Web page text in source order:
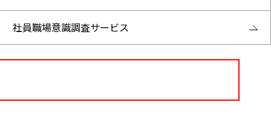
社員職場意識調査サービス